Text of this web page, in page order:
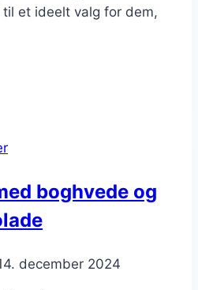
et ideelt valg for dem,
boghvede og
december 2024